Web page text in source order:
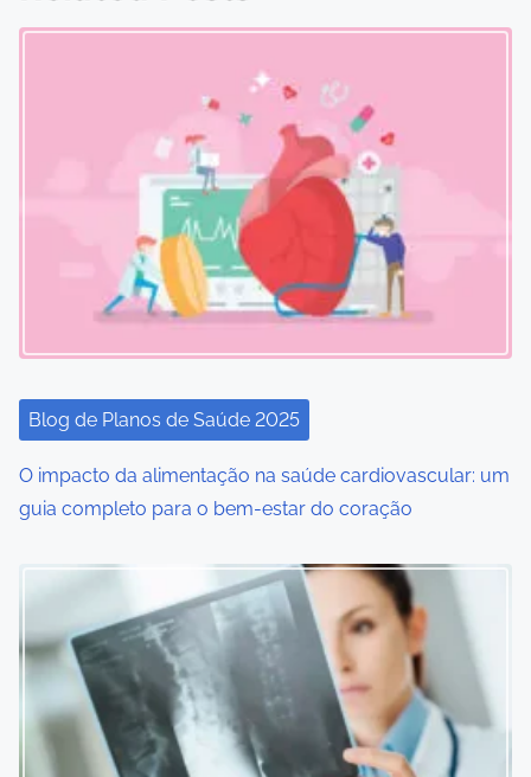
i
o
n
Blog de Planos de Saúde 2025
O impacto da alimentação na saúde cardiovascular: um
guia completo para o bem-estar do coração